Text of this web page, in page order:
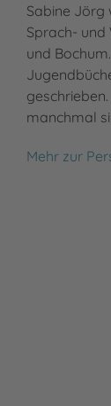
Sabine Jörg
Sprach-
und
manchmal
Mehr zur
Sabine Jörg